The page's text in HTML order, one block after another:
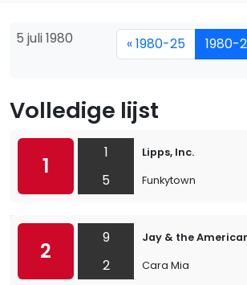
5 juli 1980 « 1980-25 1980-
Volledige lijst
1
1
5
Lipps, Inc.
Funkytown
2
9
2
Jay & the
Cara Mia